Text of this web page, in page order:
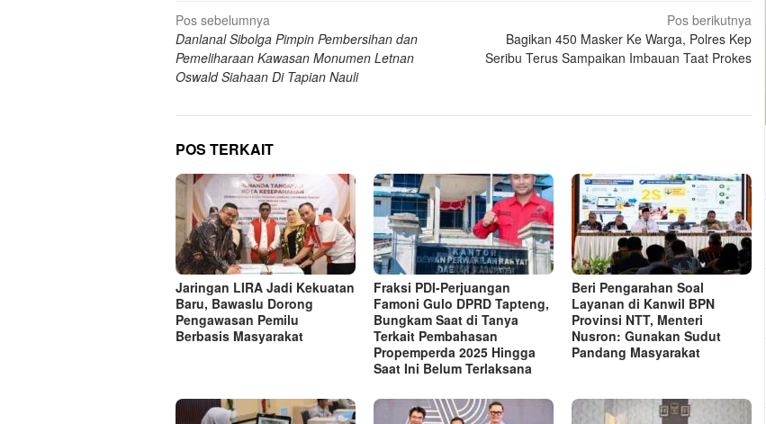
Navigasi
pos
Pos sebelumnya
Danlanal Sibolga Pimpin Pembersihan dan
Pemeliharaan Kawasan Monumen Letnan
Oswald Siahaan Di Tapian Nauli
Pos berikutnya
Bagikan 450 Masker Ke Warga, Polres Kep
Seribu Terus Sampaikan Imbauan Taat Prokes
POS TERKAIT
Jaringan LIRA Jadi Kekuatan
Baru, Bawaslu Dorong
Pengawasan Pemilu
Berbasis Masyarakat
Fraksi PDI-Perjuangan
Famoni Gulo DPRD Tapteng,
Bungkam Saat di Tanya
Terkait Pembahasan
Propemperda 2025 Hingga
Saat Ini Belum Terlaksana
Beri Pengarahan Soal
Layanan di Kanwil BPN
Provinsi NTT, Menteri
Nusron: Gunakan Sudut
Pandang Masyarakat